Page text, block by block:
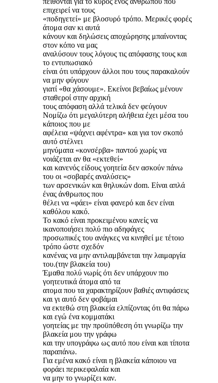
επιχειρεί να τους
«ποδηγετεί» με βλοσυρό τρόπο. Μερικές φορές
άτομα σαν κι αυτά
κάνουν και δηλώσεις αποχώρησης μπαίνοντας
στον κόπο να μας
αναλύσουν τους λόγους τις απόφασης τους και
το εντυπωσιακό
είναι ότι υπάρχουν άλλοι που τους παρακαλούν
να μην φύγουν
γιατί «θα χάσουμε». Εκείνοι βεβαίως μένουν
σταθεροί στην αρχική
τους απόφαση αλλά τελικά δεν φεύγουν
Νομίζω ότι μεγαλύτερη αλήθεια έχει μέσα του
κάποιος που με
αφέλεια «ψάχνει αφέντρα» και για τον σκοπό
αυτό στέλνει
μηνύματα «κονσέρβα» παντού χωρίς να
νοιάζεται αν θα «εκτεθεί»
και κανενός είδους γοητεία δεν ασκούν πάνω
του οι «σοβαρές αναλύσεις»
των αρσενικών και θηλυκών dom. Είναι απλά
ένας άνθρωπος που
θέλει να «φάει» είναι φανερό και δεν είναι
καθόλου κακό.
Το κακό είναι προκειμένου κανείς να
ικανοποιήσει πολύ πιο αδηφάγες
προσωπικές του ανάγκες να κινηθεί με τέτοιο
τρόπο ώστε σχεδόν
κανένας να μην αντιλαμβάνεται την λαιμαργία
του.(την βλακεία του)
Έμαθα πολύ νωρίς ότι δεν υπάρχουν πιο
γοητευτικά άτομα από τα
ατομα που τα χαρακτηρίζουν βαθιές αντιφάσεις
και γι αυτό δεν φοβάμαι
να εκτεθώ στη βλακεία ελπίζοντας ότι θα πάρω
και εγώ ένα κομματάκι
γοητείας με την προϋπόθεση ότι γνωρίζω την
βλακεία μου την γράφω
και την υπογράφω ως αυτό που είναι και τίποτα
παραπάνω.
Για εμένα κακό είναι η βλακεία κάποιου να
φοράει περικεφαλαία και
να μην το γνωρίζει καν.